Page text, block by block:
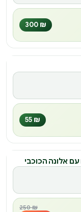
₪ 300
₪ 55
אלונה הכוכבי
₪ 250